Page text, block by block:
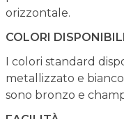
orizzontale.
COLORI DISPONIBILI
I colori standard
metallizzato e
sono bronzo e